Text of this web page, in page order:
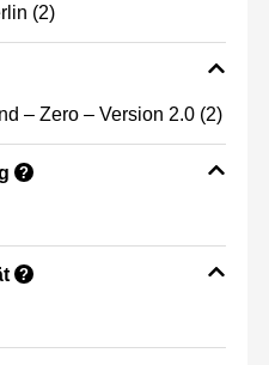
(2)
– Zero – Version 2.0 (2)
?
?